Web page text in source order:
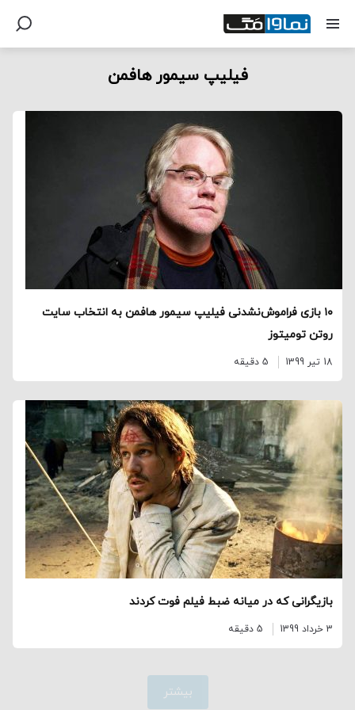
فیلیپ سیمور هافمن
۱۰ بازی فراموش‌نشدنی فیلیپ سیمور هافمن به انتخاب سایت
روتن تومیتوز
18 تیر 1399 5 دقیقه
بازیگرانی که در میانه ضبط فیلم فوت کردند
3 خرداد 1399 5 دقیقه
بیشتر